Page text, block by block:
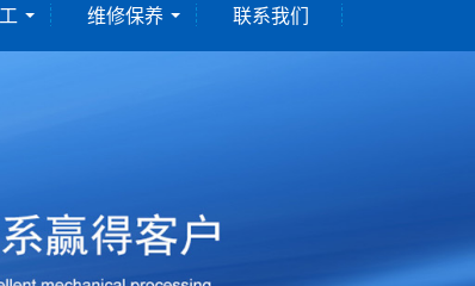
维修保养 联系我们